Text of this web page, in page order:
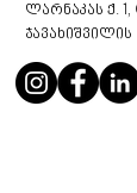
ლარნაკას ქ. 1,
ჯავახიშვილის